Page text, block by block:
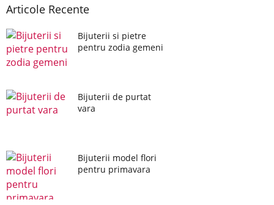
Articole Recente
Bijuterii si pietre
pentru zodia gemeni
Bijuterii de purtat
vara
Bijuterii model flori
pentru primavara